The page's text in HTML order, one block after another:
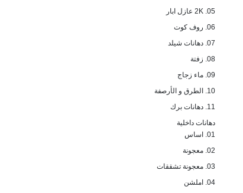
05. 2K عازل ابار
06. روف كوت
07. دهانات شيلد
08. زفتة
09. ماء زجاج
10. الطرق و الأرصفة
11. دهانات برك
دهانات داخلية
01. اساس
02. معجونة
03. معجونة تشققات
04. املشن